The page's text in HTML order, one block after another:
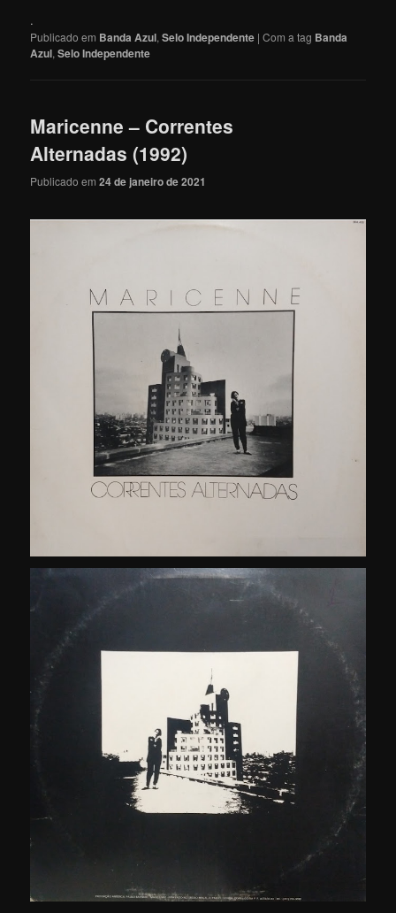
.
Publicado em Banda Azul,Selo Independente |Com a tag Banda
Azul,Selo Independente
Maricenne – Correntes
Alternadas (1992)
Publicado em24 de janeiro de 2021